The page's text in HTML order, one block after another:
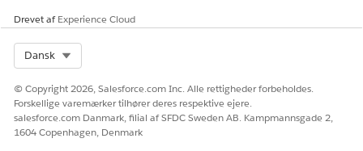
Drevet afExperience Cloud
Dansk
© Copyright 2026, Salesforce.com Inc. Alle rettigheder forbeholdes.
Forskellige varemærker tilhører deres respektive ejere.
salesforce.com Danmark, filial af SFDC Sweden AB. Kampmannsgade 2,
1604 Copenhagen, Denmark